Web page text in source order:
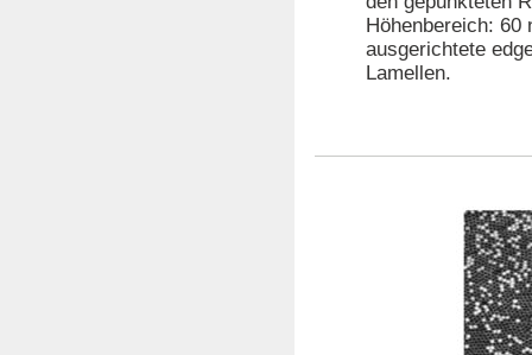
Höhenbereich:
ausgerichtete
Lamellen.